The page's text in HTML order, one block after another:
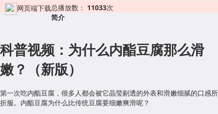
网页端下载总播放数： 11033次
简介
科普视频：为什么内酯豆腐那么滑
嫩？（新版）
第一次吃内酯豆腐，很多人都会被它晶莹剔透的外表和滑嫩细腻的口感所
折服。内酯豆腐为什么比传统豆腐要细嫩爽滑呢？